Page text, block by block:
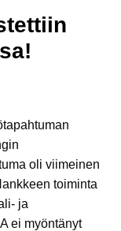
oli viimeinen
toiminta
ja
ei myöntänyt